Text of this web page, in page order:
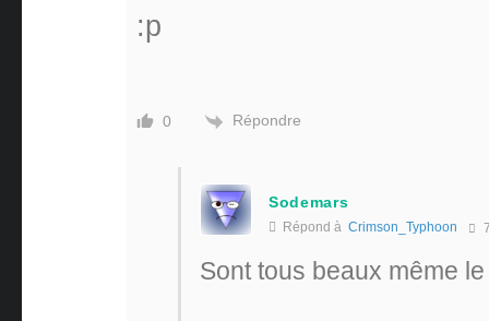
:p
0 Répondre
Sodemars
Répond à Crimson_Typhoon
Sont tous beaux même